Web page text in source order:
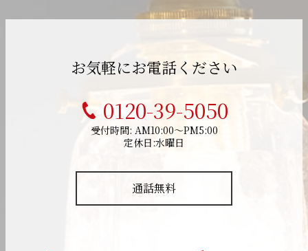
お気軽にお電話ください
0120-39-5050
受付時間: AM10:00～PM5:00
定休日:水曜日
通話無料